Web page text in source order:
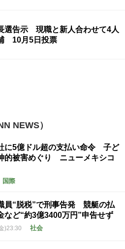
選告示 現職と新人合わせて4人
10月5日投票
NEWS）
に5億ドル超の支払い命令 子ど
的被害めぐり ニューメキシコ
国際
員“脱税”で刑事告発 競艇の払
など“約3億3400万円”申告せず
)23:30 社会